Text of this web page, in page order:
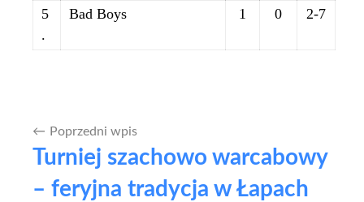
5
.
Bad Boys 1 0 2-7
Nawigacja
wpisu
Poprzedni wpis
Turniej szachowo warcabowy
– feryjna tradycja w Łapach